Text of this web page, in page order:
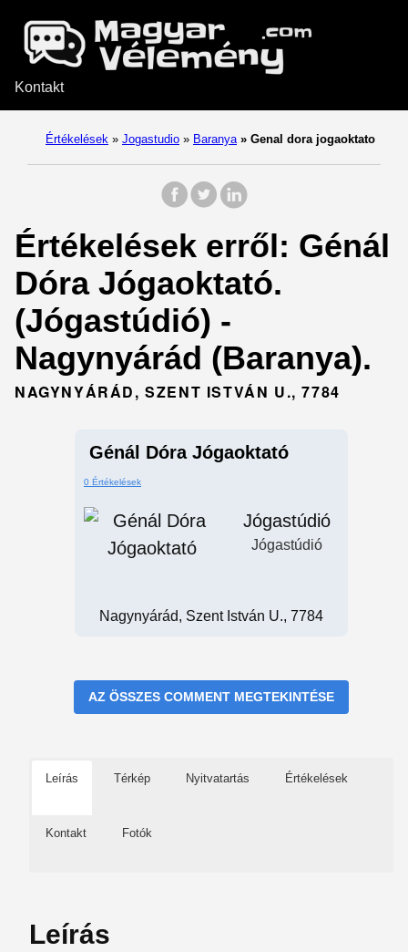
Kontakt
Értékelések » Jogastudio » Baranya » Genal dora jogaoktato
Értékelések erről: Génál
Dóra Jógaoktató.
(Jógastúdió) -
Nagynyárád (Baranya).
NAGYNYÁRÁD, SZENT ISTVÁN U., 7784
Génál Dóra Jógaoktató
0 Értékelések
Jógastúdió
Jógastúdió
Nagynyárád, Szent István U., 7784
AZ ÖSSZES COMMENT MEGTEKINTÉSE
Leírás Térkép Nyitvatartás Értékelések
Kontakt Fotók
Leírás